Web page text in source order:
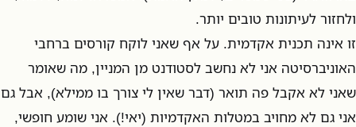
ולחזור לעיתונות טובים יותר.
זו אינה תכנית אקדמית. על אף שאני לוקח קורסים ברחבי
האוניברסיטה אני לא נחשב לסטודנט מן המניין, מה שאומר
שאני לא אקבל פה תואר (דבר שאין לי צורך בו ממילא), אבל גם
אני גם לא מחויב במטלות האקדמיות (יאי!). אני שומע חופשי,